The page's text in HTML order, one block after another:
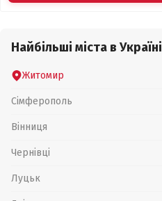
Найбільші міста в Україні
Житомир
Сімферополь
Вінниця
Чернівці
Луцьк